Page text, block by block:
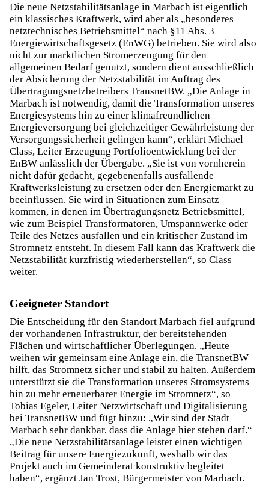
Die neue Netzstabilitätsanlage in Marbach ist eigentlich
ein klassisches Kraftwerk, wird aber als „besonderes
netztechnisches Betriebsmittel“ nach §11 Abs. 3
Energiewirtschaftsgesetz (EnWG) betrieben. Sie wird also
nicht zur marktlichen Stromerzeugung für den
allgemeinen Bedarf genutzt, sondern dient ausschließlich
der Absicherung der Netzstabilität im Auftrag des
Übertragungsnetzbetreibers TransnetBW. „Die Anlage in
Marbach ist notwendig, damit die Transformation unseres
Energiesystems hin zu einer klimafreundlichen
Energieversorgung bei gleichzeitiger Gewährleistung der
Versorgungssicherheit gelingen kann“, erklärt Michael
Class, Leiter Erzeugung Portfolioentwicklung bei der
EnBW anlässlich der Übergabe. „Sie ist von vornherein
nicht dafür gedacht, gegebenenfalls ausfallende
Kraftwerksleistung zu ersetzen oder den Energiemarkt zu
beeinflussen. Sie wird in Situationen zum Einsatz
kommen, in denen im Übertragungsnetz Betriebsmittel,
wie zum Beispiel Transformatoren, Umspannwerke oder
Teile des Netzes ausfallen und ein kritischer Zustand im
Stromnetz entsteht. In diesem Fall kann das Kraftwerk die
Netzstabilität kurzfristig wiederherstellen“, so Class
weiter.
Geeigneter Standort
Die Entscheidung für den Standort Marbach fiel aufgrund
der vorhandenen Infrastruktur, der bereitstehenden
Flächen und wirtschaftlicher Überlegungen. „Heute
weihen wir gemeinsam eine Anlage ein, die TransnetBW
hilft, das Stromnetz sicher und stabil zu halten. Außerdem
unterstützt sie die Transformation unseres Stromsystems
hin zu mehr erneuerbarer Energie im Stromnetz“, so
Tobias Egeler, Leiter Netzwirtschaft und Digitalisierung
bei TransnetBW und fügt hinzu: „Wir sind der Stadt
Marbach sehr dankbar, dass die Anlage hier stehen darf.“
„Die neue Netzstabilitätsanlage leistet einen wichtigen
Beitrag für unsere Energiezukunft, weshalb wir das
Projekt auch im Gemeinderat konstruktiv begleitet
haben“, ergänzt Jan Trost, Bürgermeister von Marbach.